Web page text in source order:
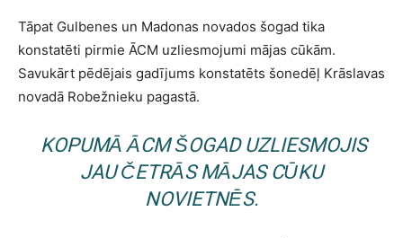
Tāpat Gulbenes un Madonas novados šogad tika
konstatēti pirmie ĀCM uzliesmojumi mājas cūkām.
Savukārt pēdējais gadījums konstatēts šonedēļ Krāslavas
novadā Robežnieku pagastā.
KOPUMĀ ĀCM ŠOGAD UZLIESMOJIS
JAU ČETRĀS MĀJAS CŪKU
NOVIETNĒS.